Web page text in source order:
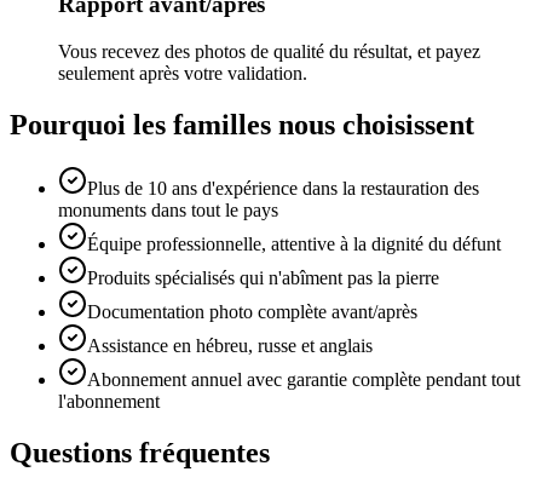
Vous recevez des photos de qualité du résultat, et payez
seulement après votre validation.
Pourquoi les familles nous choisissent
Plus de 10 ans d'expérience dans la restauration des
monuments dans tout le pays
Équipe professionnelle, attentive à la dignité du défunt
Produits spécialisés qui n'abîment pas la pierre
Documentation photo complète avant/après
Assistance en hébreu, russe et anglais
Abonnement annuel avec garantie complète pendant tout
l'abonnement
Questions fréquentes